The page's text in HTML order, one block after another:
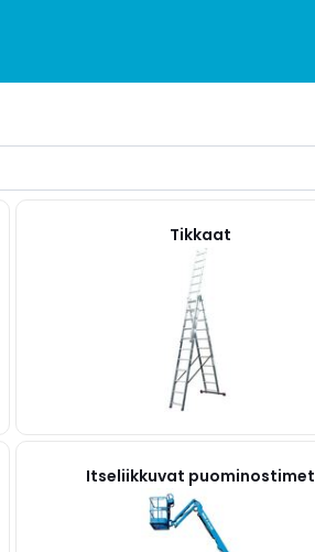
Tikkaat
Itseliikkuvat puominostimet